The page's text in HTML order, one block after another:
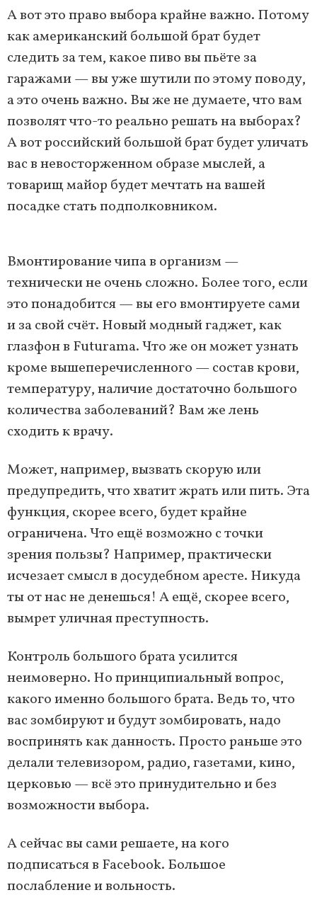
А вот это право выбора крайне важно. Потому
как американский большой брат будет
следить за тем, какое пиво вы пьёте за
гаражами — вы уже шутили по этому поводу,
а это очень важно. Вы же не думаете, что вам
позволят что-то реально решать на выборах?
А вот российский большой брат будет уличать
вас в невосторженном образе мыслей, а
товарищ майор будет мечтать на вашей
посадке стать подполковником.
Вмонтирование чипа в организм —
технически не очень сложно. Более того, если
это понадобится — вы его вмонтируете сами
и за свой счёт. Новый модный гаджет, как
глазфон в Futurama. Что же он может узнать
кроме вышеперечисленного — состав крови,
температуру, наличие достаточно большого
количества заболеваний? Вам же лень
сходить к врачу.
Может, например, вызвать скорую или
предупредить, что хватит жрать или пить. Эта
функция, скорее всего, будет крайне
ограничена. Что ещё возможно с точки
зрения пользы? Например, практически
исчезает смысл в досудебном аресте. Никуда
ты от нас не денешься! А ещё, скорее всего,
вымрет уличная преступность.
Контроль большого брата усилится
неимоверно. Но принципиальный вопрос,
какого именно большого брата. Ведь то, что
вас зомбируют и будут зомбировать, надо
воспринять как данность. Просто раньше это
делали телевизором, радио, газетами, кино,
церковью — всё это принудительно и без
возможности выбора.
А сейчас вы сами решаете, на кого
подписаться в Facebook. Большое
послабление и вольность.